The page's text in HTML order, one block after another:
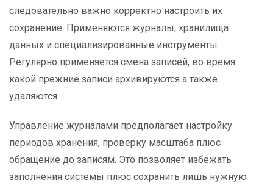
следовательно важно корректно настроить их
сохранение. Применяются журналы, хранилища
данных и специализированные инструменты.
Регулярно применяется смена записей, во время
какой прежние записи архивируются а также
удаляются.
Управление журналами предполагает настройку
периодов хранения, проверку масштаба плюс
обращение до записям. Это позволяет избежать
заполнения системы плюс сохранить лишь нужную